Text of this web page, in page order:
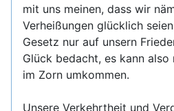
mit uns meinen, dass wir
Verheißungen glücklich
Gesetz nur auf unsern
Glück bedacht, es kann
im Zorn umkommen.
Unsere Verkehrtheit und